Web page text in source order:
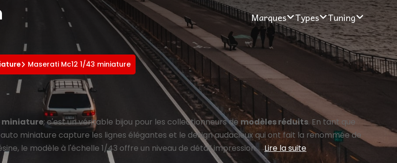
Marques Types Tuning
Maserati Mc12 1/43 miniature
; c'est un véritable bijou pour les collectionneurs de modèles réduits. En tant que
miniature capture les lignes élégantes et le design audacieux qui ont fait la renommée de
le modèle à l'échelle 1/43 offre un niveau de détail impression... Lire la suite